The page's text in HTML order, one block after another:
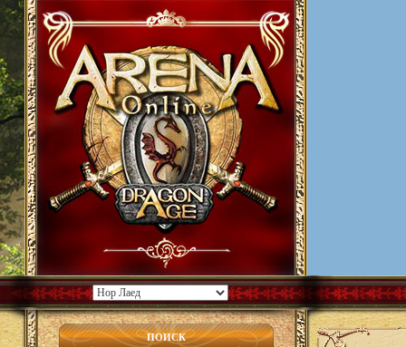
ПОИСК